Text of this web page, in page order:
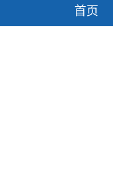
首页